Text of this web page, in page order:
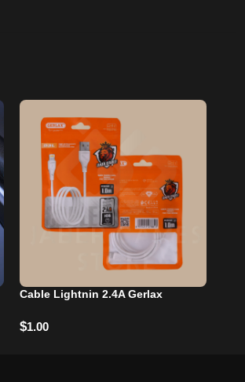
Cable Lightnin 2.4A Gerlax
$1.00